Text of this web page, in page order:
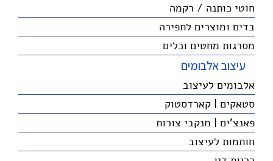
חוטי כותנה / רקמה
בדים ומוצרים לתפירה
מסרגות מחטים וכלים
עיצוב אלבומים
אלבומים לעיצוב
סטאקים | קארדסטוק
פאנצ'ים | מנקבי צורות
חותמות לעיצוב